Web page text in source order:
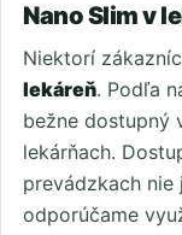
Nano Slim v
Niektorí
lekáreň. Podľa
bežne dostupný
lekárňach.
prevádzkach nie
odporúčame